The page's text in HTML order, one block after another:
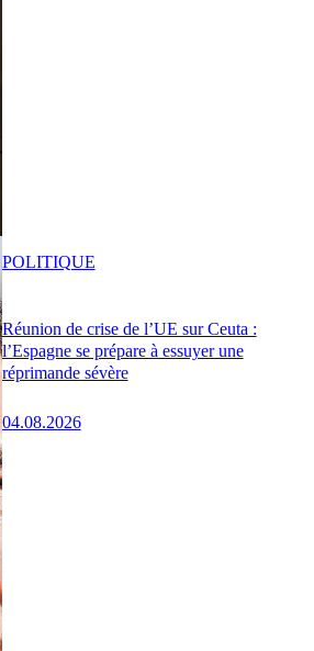
Réunion de crise de l’UE sur Ceuta :
l’Espagne se prépare à essuyer une
réprimande sévère
04.08.2026
POLITIQUE